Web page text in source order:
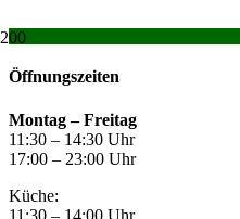
Öffnungszeiten
Montag –Freitag
11:30 – 14:30 Uhr
17:00 – 23:00 Uhr
Küche:
11:30 – 14:00 Uhr